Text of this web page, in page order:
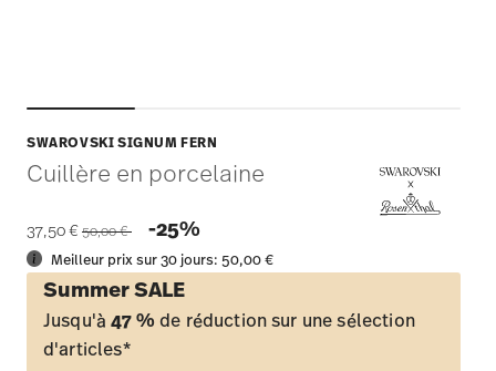
SWAROVSKI SIGNUM FERN
Cuillère en porcelaine
37,50 € Price reduced from
50,00 € -25%
Meilleur prix sur 30 jours: 50,00 €
Summer SALE
Jusqu'à47 %de réduction sur une sélection
d'articles*